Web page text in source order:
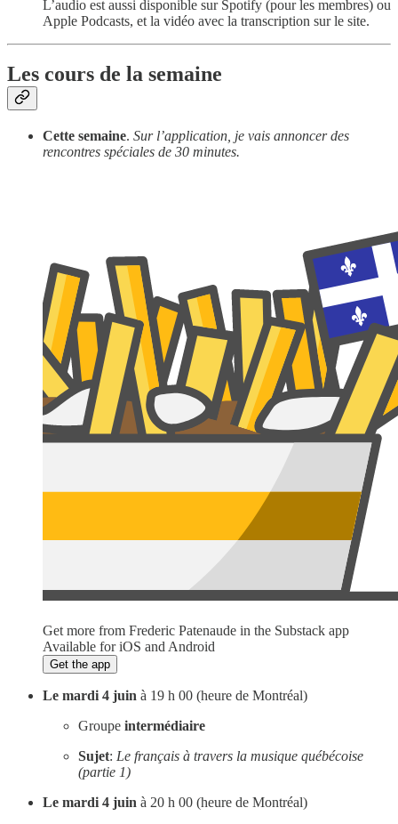
L’audio est aussi disponible sur Spotify (pour les membres) ou
Apple Podcasts, et la vidéo avec la transcription sur le site.
Les cours de la semaine
Cette semaine. Sur l’application, je vais annoncer des
rencontres spéciales de 30 minutes.
Get more from Frederic Patenaude in the Substack app
Available for iOS and Android
Get the app
Le mardi 4 juin à 19 h 00 (heure de Montréal)
Groupe intermédiaire
Sujet: Le français à travers la musique québécoise
(partie 1)
Le mardi 4 juin à 20 h 00 (heure de Montréal)